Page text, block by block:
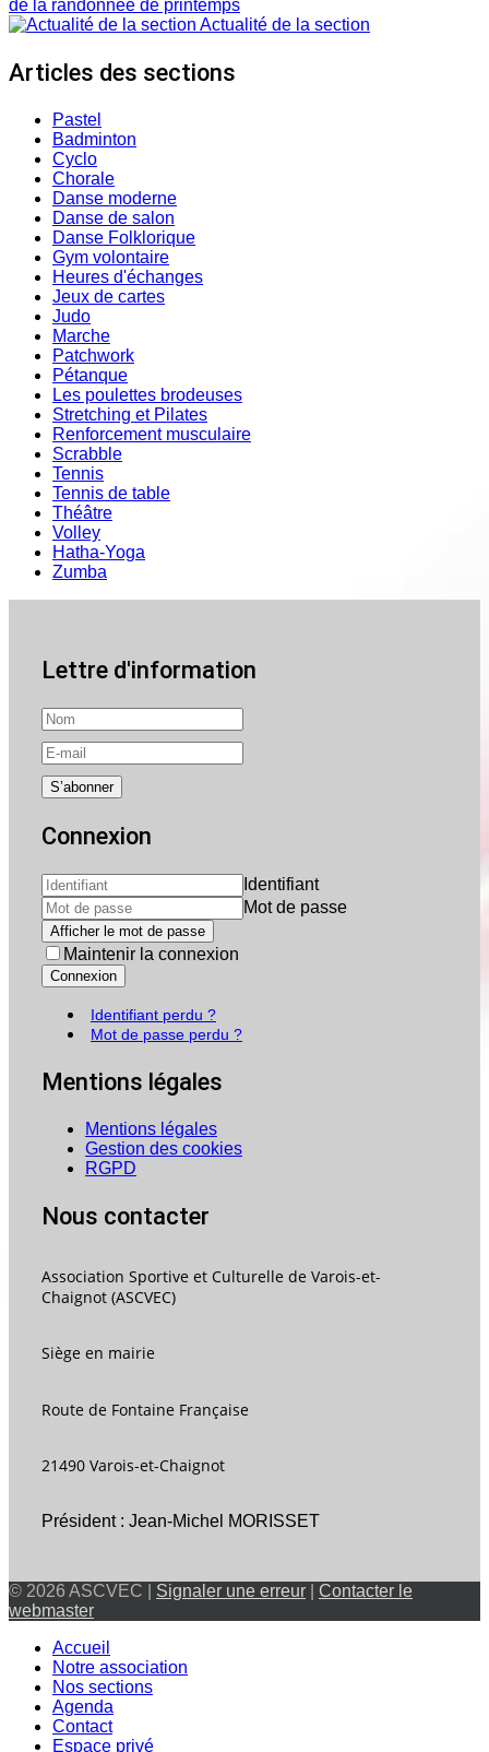
de la randonnée de printemps
Actualité de la section
Articles des sections
Pastel
Badminton
Cyclo
Chorale
Danse moderne
Danse de salon
Danse Folklorique
Gym volontaire
Heures d'échanges
Jeux de cartes
Judo
Marche
Patchwork
Pétanque
Les poulettes brodeuses
Stretching et Pilates
Renforcement musculaire
Scrabble
Tennis
Tennis de table
Théâtre
Volley
Hatha-Yoga
Zumba
Lettre d'information
Connexion
Identifiant
Mot de passe
Afficher le mot de passe
Maintenir la connexion
Connexion
Identifiant perdu ?
Mot de passe perdu ?
Mentions légales
Mentions légales
Gestion des cookies
RGPD
Nous contacter
Association Sportive et Culturelle de Varois-et-
Chaignot (ASCVEC)
Siège en mairie
Route de Fontaine Française
21490 Varois-et-Chaignot
Président : Jean-Michel MORISSET
© 2026 ASCVEC | Signaler une erreur
Contacter le
webmaster
Accueil
Notre association
Nos sections
Agenda
Contact
Espace privé